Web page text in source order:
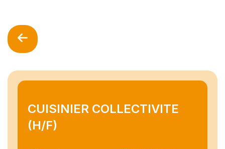
CUISINIER COLLECTIVITE
(H/F)